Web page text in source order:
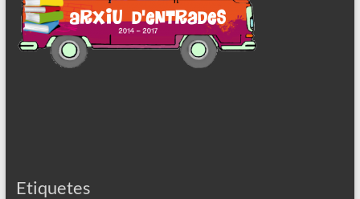
Etiquetes